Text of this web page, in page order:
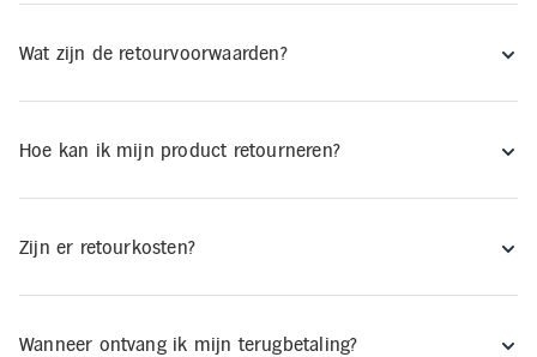
Wat zijn de retourvoorwaarden?
Hoe kan ik mijn product retourneren?
Zijn er retourkosten?
Wanneer ontvang ik mijn terugbetaling?